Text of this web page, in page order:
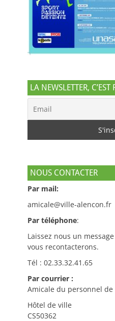
LA NEWSLETTER, C’EST
NOUS CONTACTER
Par mail:
amicale@ville-alencon.fr
Par téléphone:
Laissez nous un
vous recontacterons.
Tél : 02.33.32.41.65
Par courrier :
Amicale du personnel de
Hôtel de ville
CS50362